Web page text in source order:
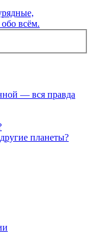
— вся правда
планеты?